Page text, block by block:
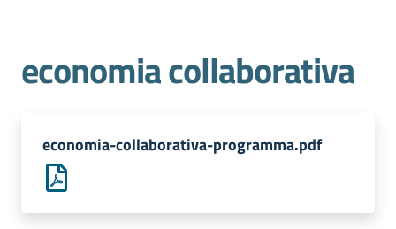
Studi
al
economia collaborativa
economia-collaborativa-programma.pdf